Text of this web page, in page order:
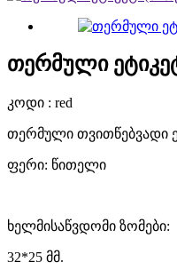
თერმული
კოდი : red
თერმული თვითწებვადი
ფერი: წითელი
ხელმისაწვდომი ზომები:
32*25 მმ.